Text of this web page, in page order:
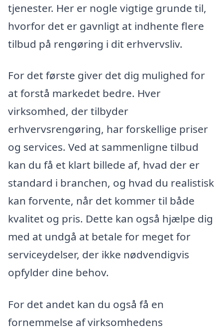
tjenester. Her er nogle vigtige grunde til,
hvorfor det er gavnligt at indhente flere
tilbud på rengøring i dit erhvervsliv.
For det første giver det dig mulighed for
at forstå markedet bedre. Hver
virksomhed, der tilbyder
erhvervsrengøring, har forskellige priser
og services. Ved at sammenligne tilbud
kan du få et klart billede af, hvad der er
standard i branchen, og hvad du realistisk
kan forvente, når det kommer til både
kvalitet og pris. Dette kan også hjælpe dig
med at undgå at betale for meget for
serviceydelser, der ikke nødvendigvis
opfylder dine behov.
For det andet kan du også få en
fornemmelse af virksomhedens